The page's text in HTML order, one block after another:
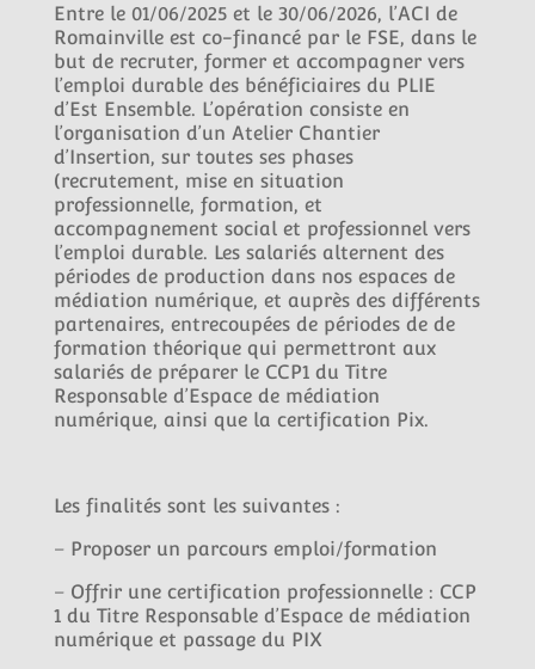
Entre le 01/06/2025 et le 30/06/2026, l’ACI de
Romainville est co-financé par le FSE, dans le
but de recruter, former et accompagner vers
l’emploi durable des bénéficiaires du PLIE
d’Est Ensemble. L’opération consiste en
l’organisation d’un Atelier Chantier
d’Insertion, sur toutes ses phases
(recrutement, mise en situation
professionnelle, formation, et
accompagnement social et professionnel vers
l’emploi durable. Les salariés alternent des
périodes de production dans nos espaces de
médiation numérique, et auprès des différents
partenaires, entrecoupées de périodes de de
formation théorique qui permettront aux
salariés de préparer le CCP1 du Titre
Responsable d’Espace de médiation
numérique, ainsi que la certification Pix.
Les finalités sont les suivantes :
– Proposer un parcours emploi/formation
– Offrir une certification professionnelle : CCP
1 du Titre Responsable d’Espace de médiation
numérique et passage du PIX